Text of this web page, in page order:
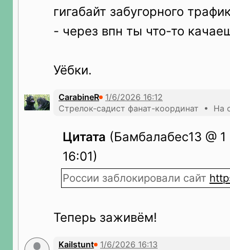
гигабайт забугорного
- через впн ты что-то
Уёбки.
CarabineR
Стрелок-садист фанат-координат • На
Цитата (Бамбалабес13 @
16:01)
России заблокировали сайт
Теперь заживём!
Kailstunt